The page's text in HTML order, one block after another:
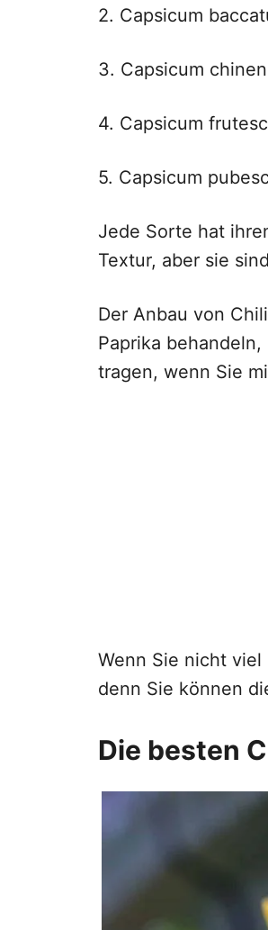
2. Capsicum
3. Capsicum
4. Capsicum
5. Capsicum
Jede Sorte hat
Textur, aber sie
Der Anbau von
Paprika
tragen, wenn Sie
Wenn Sie nicht viel
denn Sie können
Die besten